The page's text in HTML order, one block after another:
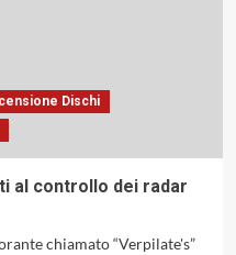
Dischi
al controllo dei radar
chiamato “Verpilate's”